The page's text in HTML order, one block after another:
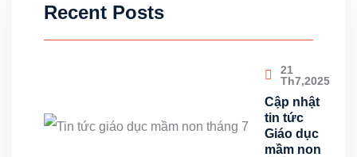
Recent Posts
21
Th7,2025
Cập nhật
tin tức
Giáo dục
mầm non